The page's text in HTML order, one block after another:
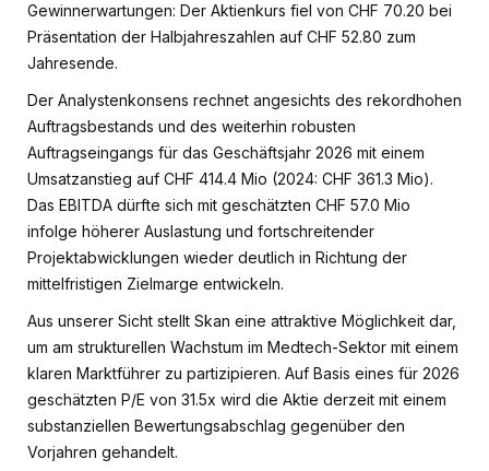
Gewinnerwartungen: Der Aktienkurs fiel von CHF 70.20 bei
Präsentation der Halbjahreszahlen auf CHF 52.80 zum
Jahresende.
Der Analystenkonsens rechnet angesichts des rekordhohen
Auftragsbestands und des weiterhin robusten
Auftragseingangs für das Geschäftsjahr 2026 mit einem
Umsatzanstieg auf CHF 414.4 Mio (2024: CHF 361.3 Mio).
Das EBITDA dürfte sich mit geschätzten CHF 57.0 Mio
infolge höherer Auslastung und fortschreitender
Projektabwicklungen wieder deutlich in Richtung der
mittelfristigen Zielmarge entwickeln.
Aus unserer Sicht stellt Skan eine attraktive Möglichkeit dar,
um am strukturellen Wachstum im Medtech-Sektor mit einem
klaren Marktführer zu partizipieren. Auf Basis eines für 2026
geschätzten P/E von 31.5x wird die Aktie derzeit mit einem
substanziellen Bewertungsabschlag gegenüber den
Vorjahren gehandelt.